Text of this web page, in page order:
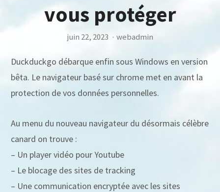
vous protéger
juin 22, 2023 · webadmin
Duckduckgo débarque enfin sous Windows en version
bêta. Le navigateur basé sur chrome met en avant la
protection de vos données personnelles.
Au menu du nouveau navigateur du désormais célèbre
canard on trouve :
– Un player vidéo pour Youtube
– Le blocage des sites de tracking
– Une communication encryptée avec les sites